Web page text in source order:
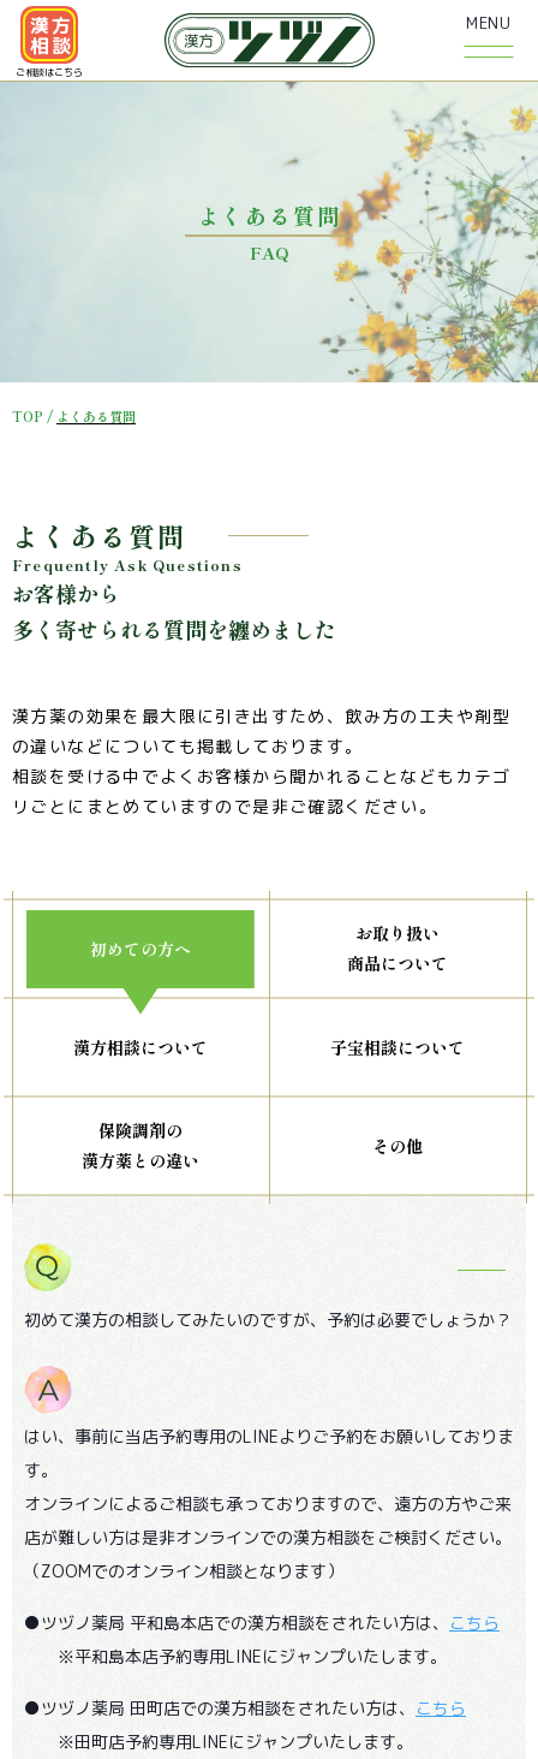
漢方
相談
ご相談はこちら
MENU
よくある質問
FAQ
TOP / よくある質問
よくある質問
Frequently Ask Questions
お客様から
多く寄せられる質問を纏めました
漢方薬の効果を最大限に引き出すため、飲み方の工夫や剤型
の違いなどについても掲載しております。
相談を受ける中でよくお客様から聞かれることなどもカテゴ
リごとにまとめていますので是非ご確認ください。
初めての方へ
お取り扱い
商品について
漢方相談について 子宝相談について
保険調剤の
漢方薬との違い
その他
初めて漢方の相談してみたいのですが、予約は必要でしょうか？
はい、事前に当店予約専用のLINEよりご予約をお願いしておりま
す。
オンラインによるご相談も承っておりますので、遠方の方やご来
店が難しい方は是非オンラインでの漢方相談をご検討ください。
（ZOOMでのオンライン相談となります）
●ツヅノ薬局 平和島本店での漢方相談をされたい方は、
こちら
※平和島本店予約専用LINEにジャンプいたします。
●ツヅノ薬局 田町店での漢方相談をされたい方は、
こちら
※田町店予約専用LINEにジャンプいたします。